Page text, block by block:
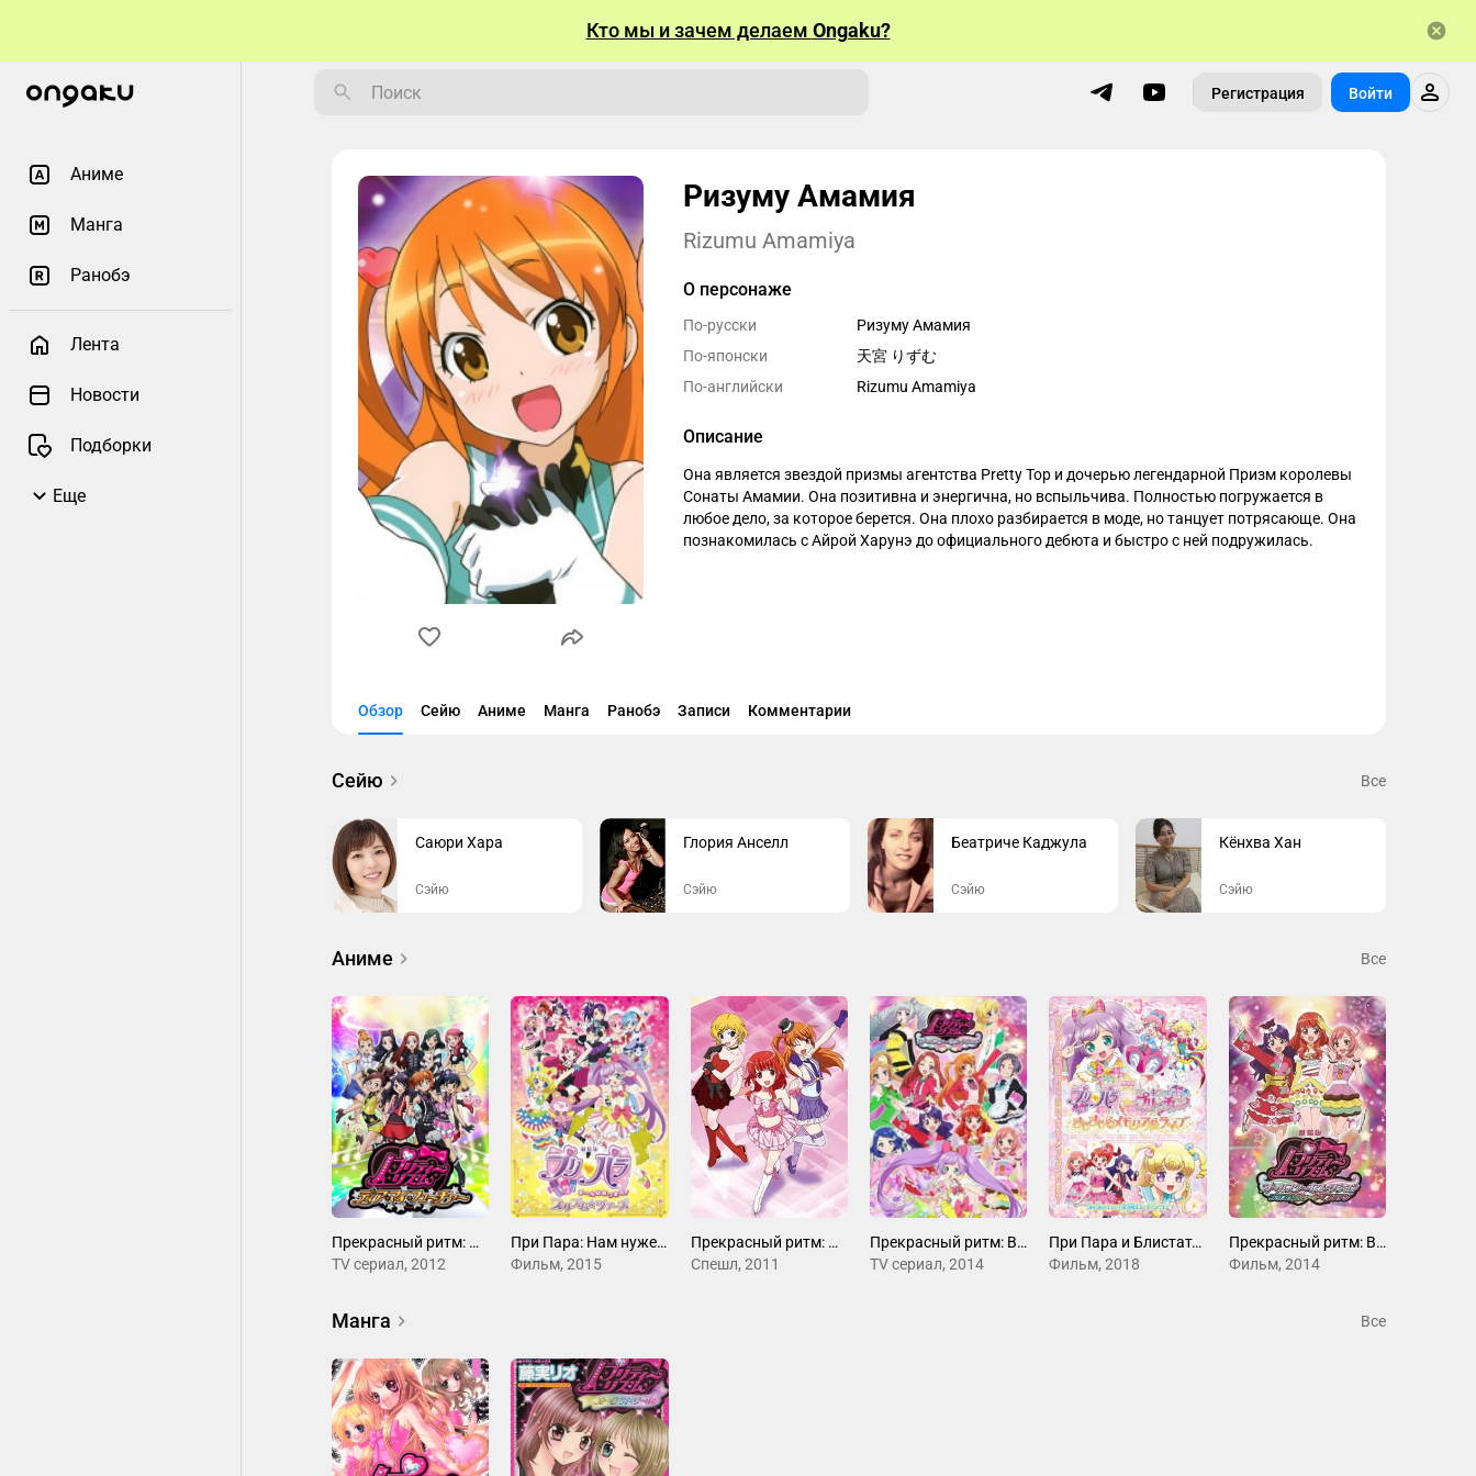
Кто мы и зачем делаем Ongaku?
Регистрация Войти
Аниме
Манга
Ранобэ
Лента
Новости
Подборки
Еще
Ризуму Амамия
Rizumu Amamiya
Описание
Она является звездой призмы агентства Pretty Top и дочерью легендарной Призм королевы
Сонаты Амамии. Она позитивна и энергична, но вспыльчива. Полностью погружается в
любое дело, за которое берется. Она плохо разбирается в моде, но танцует потрясающе. Она
познакомилась с Айрой Харунэ до официального дебюта и быстро с ней подружилась.
О персонаже
По-русски
Ризуму Амамия
По-японски
天宮 りずむ
По-английски
Rizumu Amamiya
Обзор Сейю Аниме Манга Ранобэ Записи Комментарии
Сейю Все
Саюри Хара
Сэйю
Глория Анселл
Сэйю
Беатриче Каджула
Сэйю
Кёнхва Хан
Сэйю
Аниме Все
Прекрасный ритм: Моё будущее
ТV сериал, 2012
При Пара: Нам нужен каждый!
Фильм, 2015
Прекрасный ритм: Мечты Авроры — Спецвыпуски
Спешл, 2011
Прекрасный ритм: Все звёзды
ТV сериал, 2014
При Пара и Блистательный ПриКан: Блестящий памятный концерт
Фильм, 2018
Прекрасный ритм: Все звёзды☆Лучшие
Фильм, 2014
Манга Все